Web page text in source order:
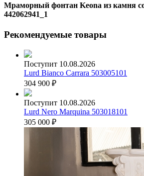
Мраморный фонтан Keona из камня
442062941_1
Рекомендуемые товары
Поступит 10.08.2026
Lurd Bianco Carrara 503005101
304 900 ₽
Поступит 10.08.2026
Lurd Nero Marquina 503018101
305 000 ₽